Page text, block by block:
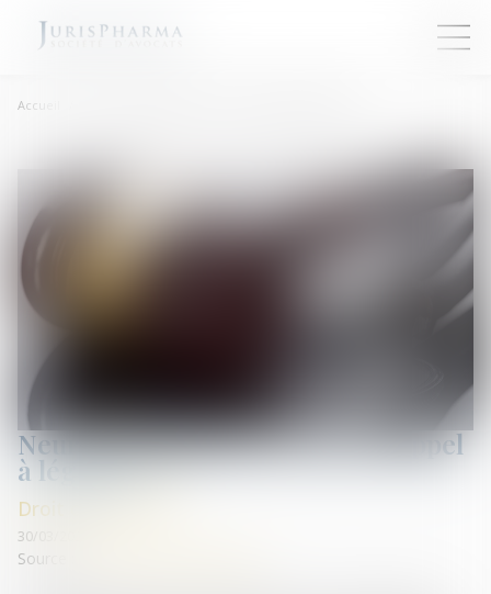
Accueil
Neurotechnologies: un nouvel appel
à légiférer
Droit de la santé
30/03/2022
Source :